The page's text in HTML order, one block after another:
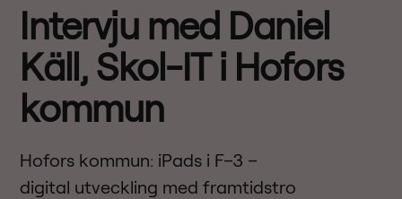
Intervju med Daniel
Käll, Skol-IT i Hofors
kommun
Hofors kommun: iPads i F–3 –
digital utveckling med framtidstro